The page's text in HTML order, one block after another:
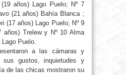
años) Lago Puelo; Nº 7
(21 años) Bahía Blanca ;
(17 años) Lago Puelo; Nº 9
años) Trelew y Nº 10 Alma
Puelo.
a las cámaras y
sus gustos, inquietudes y
de las chicas mostraron su